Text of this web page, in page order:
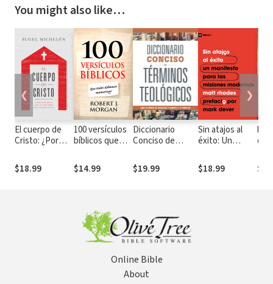
You might also like…
El cuerpo de
Cristo: ¿Por
un miembro de
la iglesia local?
$18.99
100 versículos
bíblicos que
debemos
memorizar
$14.99
Diccionario
Conciso de
Teológicos
$19.99
Sin atajos al
éxito: Un
las misiones
modernas
$18.99
❮ ❯
Online Bible
About